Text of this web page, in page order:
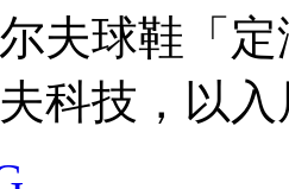
夫球鞋「
科技，以入